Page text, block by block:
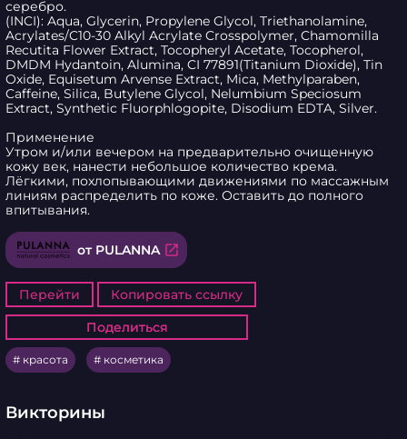
серебро.
(INCI): Aqua, Glycerin, Propylene Glycol, Triethanolamine,
Acrylates/C10-30 Alkyl Acrylate Crosspolymer, Chamomilla
Recutita Flower Extract, Tocopheryl Acetate, Tocopherol,
DMDM Hydantoin, Alumina, CI 77891(Titanium Dioxide), Tin
Oxide, Equisetum Arvense Extract, Mica, Methylparaben,
Caffeine, Silica, Butylene Glycol, Nelumbium Speciosum
Extract, Synthetic Fluorphlogopite, Disodium EDTA, Silver.
Применение
Утром и/или вечером на предварительно очищенную
кожу век, нанести небольшое количество крема.
Лёгкими, похлопывающими движениями по массажным
линиям распределить по коже. Оставить до полного
впитывания.
от PULANNA open_in_new
Перейти
Копировать ссылку
Поделиться
Поделиться
красота косметика
Викторины